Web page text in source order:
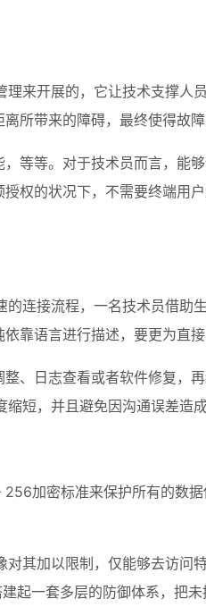
来开展的，它让技术支撑
所带来的障碍，最终使得故
等等。对于技术员而言，能
权的状况下，不需要终端
连接流程，一名技术员借
靠语言进行描述，要更为直接
、日志查看或者软件修复，
短，并且避免因沟通误差造成
加密标准来保护所有的数
对其加以限制，仅能够去访问
一套多层的防御体系，把未